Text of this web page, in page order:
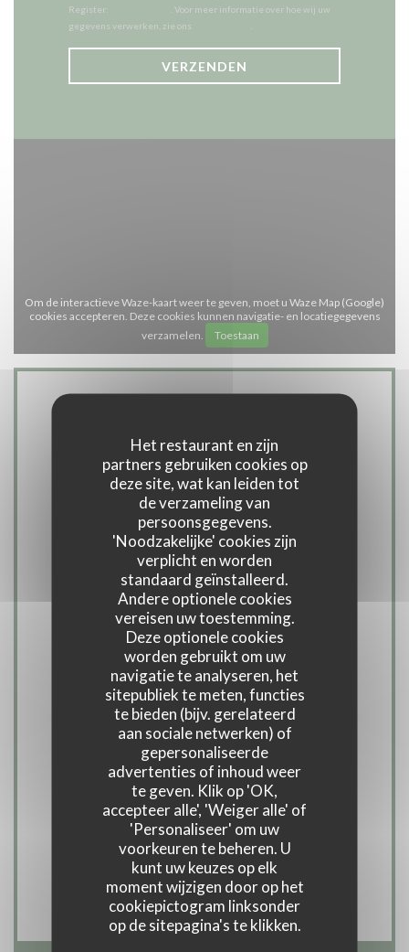
Het restaurant en zijn
partners gebruiken cookies op
deze site, wat kan leiden tot
de verzameling van
persoonsgegevens.
'Noodzakelijke' cookies zijn
verplicht en worden
standaard geïnstalleerd.
Andere optionele cookies
vereisen uw toestemming.
Deze optionele cookies
worden gebruikt om uw
navigatie te analyseren, het
sitepubliek te meten, functies
te bieden (bijv. gerelateerd
aan sociale netwerken) of
gepersonaliseerde
advertenties of inhoud weer
te geven. Klik op 'OK,
accepteer alle', 'Weiger alle' of
'Personaliseer' om uw
voorkeuren te beheren. U
kunt uw keuzes op elk
moment wijzigen door op het
cookiepictogram linksonder
op de sitepagina's te klikken.
Register:
. Voor meer informatie over hoe wij uw
gegevens verwerken, zie ons
Om de interactieve Waze-kaart weer te geven, moet u Waze Map (Google)
cookies accepteren. Deze cookies kunnen navigatie- en locatiegegevens
verzamelen.
Toestaan
Keuken
Traditionele keuken, vers product,
Eigengemaakt
Soort bedrijf
kroeg
Diensten
Airconditioning, Private Hire, Geblokkeerde
toegang, Terras, WIFI
Betaalmethoden
Apple Pay, Paiement Sans ContactPaiement
Sans Contact, Eurocard / Mastercard, restaurant
van Titres, Contant geld, Visa, American
Express, Debetkaart